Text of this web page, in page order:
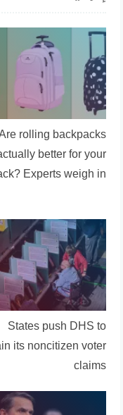
rolling backpacks
better for your
Experts weigh in
States push DHS to
its noncitizen voter
claims